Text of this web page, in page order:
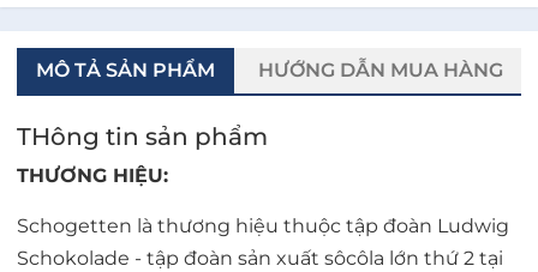
MÔ TẢ SẢN PHẨM HƯỚNG DẪN MUA HÀNG
THông tin sản phẩm
THƯƠNG HIỆU:
Schogetten là thương hiệu thuộc tập đoàn Ludwig
Schokolade - tập đoàn sản xuất sôcôla lớn thứ 2 tại